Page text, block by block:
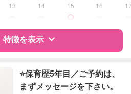
病児、病後児、ともに不可
応可否は個別に相談
13 14 15 16
特徴を表示
⭐️保育歴5年目／ご予約は、
まずメッセージを下さい。